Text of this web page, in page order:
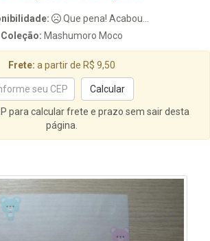
Que pena! Acabou...
Coleção: Mashumoro Moco
Frete: a partir de R$ 9,50
para calcular frete e prazo sem sair desta
página.